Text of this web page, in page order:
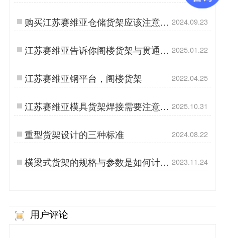
购买江苏赛维亚仓储货架应该注意的
问题
2024.09.23
江苏赛维亚告诉你阁楼货架与贯通式
货架有什么特点？
2025.01.22
江苏赛维亚钢平台，阁楼货架 2022.04.25
江苏赛维亚模具货架焊接需要注意哪
些事项呢？
2025.10.31
重型货架设计的三种标准 2024.08.22
横梁式货架的规格与参数是如何计算
出来的呢？
2023.11.24
用户评论